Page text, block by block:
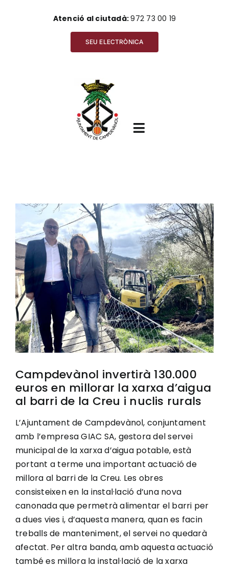
Atenció al ciutadà:972 73 00 19
SEU ELECTRÒNICA
Toggle
Ajuntament
Ciutadania
Actualitat
Municipi
Cerca
…
View
Larger
Image
Campdevànol invertirà 130.000
euros en millorar la xarxa d’aigua
al barri de la Creu i nuclis rurals
L’Ajuntament de Campdevànol, conjuntament
amb l’empresa GIAC SA, gestora del servei
municipal de la xarxa d’aigua potable, està
portant a terme una important actuació de
millora al barri de la Creu. Les obres
consisteixen en la instal·lació d’una nova
canonada que permetrà alimentar el barri per
a dues vies i, d’aquesta manera, quan es facin
treballs de manteniment, el servei no quedarà
afectat. Per altra banda, amb aquesta actuació
també es millora la instal·lació de la xarxa